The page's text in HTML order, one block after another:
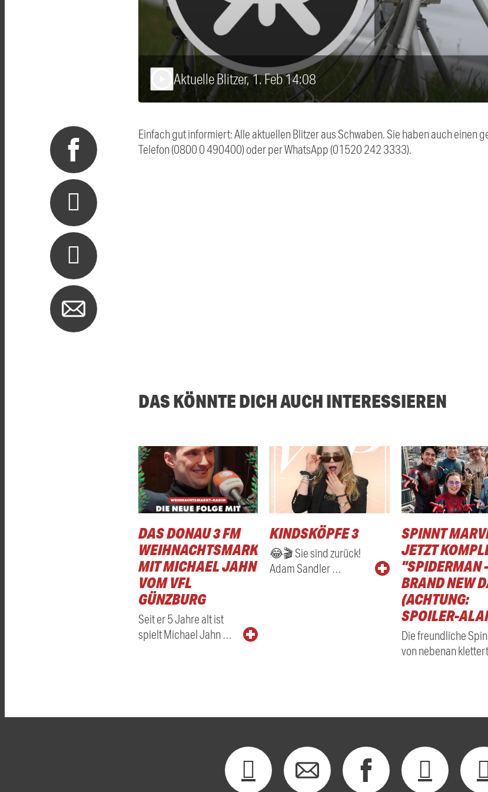
Aktuelle Blitzer, 1. Feb 14:08
Einfach gut informiert: Alle aktuellen Blitzer aus Schwaben. Sie haben auch einen
Telefon (0800 0 490400) oder per WhatsApp (01520 242 3333).
DAS KÖNNTE DICH AUCH INTERESSIEREN
DAS DONAU 3 FM
WEIHNACHTSMARKTRADIO
MIT MICHAEL JAHN
VOM VFL
GÜNZBURG
Seit er 5 Jahre alt ist
spielt Michael Jahn …
KINDSKÖPFE 3
😂🎬 Sie sind zurück!
Adam Sandler …
SPINNT
JETZT
"SPIDERMAN -
BRAND NEW
(ACHTUNG:
SPOILER-
Die freundliche
von nebenan